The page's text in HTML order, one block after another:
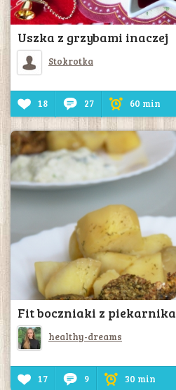
Uszka z grzybami inaczej
Stokrotka
18 27 60 min
Fit boczniaki z piekarnika
healthy-dreams
17 9 30 min